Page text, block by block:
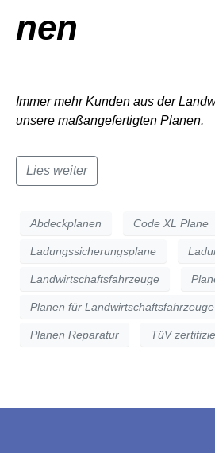
nen
Immer mehr Kunden aus der
unsere maßangefertigten Planen.
Lies weiter
Abdeckplanen Code XL Plane
Ladungssicherungsplane
Landwirtschaftsfahrzeuge
Planen für Landwirtschaftsfahrzeuge
Planen Reparatur TüV